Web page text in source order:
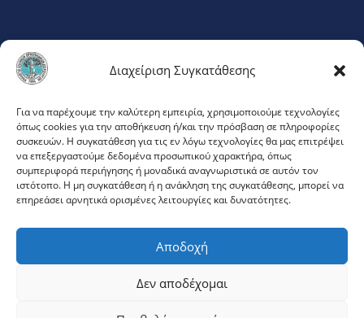
Διαχείριση Συγκατάθεσης
Για να παρέχουμε την καλύτερη εμπειρία, χρησιμοποιούμε τεχνολογίες
όπως cookies για την αποθήκευση ή/και την πρόσβαση σε πληροφορίες
συσκευών. Η συγκατάθεση για τις εν λόγω τεχνολογίες θα μας επιτρέψει
να επεξεργαστούμε δεδομένα προσωπικού χαρακτήρα, όπως
συμπεριφορά περιήγησης ή μοναδικά αναγνωριστικά σε αυτόν τον
ιστότοπο. Η μη συγκατάθεση ή η ανάκληση της συγκατάθεσης, μπορεί να
επηρεάσει αρνητικά ορισμένες λειτουργίες και δυνατότητες.
Αποδοχή
Δεν αποδέχομαι
ΦΛΕΜΙΓΚ 20
ΜΑΡΟΥΣΙ 151 23
ΤΗΛ:210 68 54 156
ΕΙΣΟΔΟΣ
CONNECT WITH US